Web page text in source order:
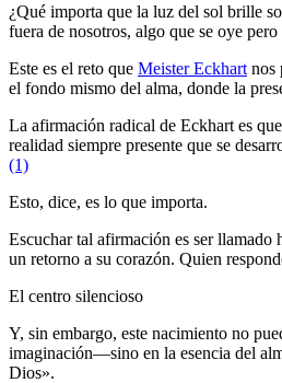
¿Qué importa que la luz del sol brille
fuera de nosotros, algo que se oye
Este es el reto que Meister Eckhart nos
el fondo mismo del alma, donde la
La afirmación radical de Eckhart es
realidad siempre presente que se
(1)
Esto, dice, es lo que importa.
Escuchar tal afirmación es ser
un retorno a su corazón. Quien
El centro silencioso
Y, sin embargo, este nacimiento no
imaginación―sino en la esencia del
Dios».